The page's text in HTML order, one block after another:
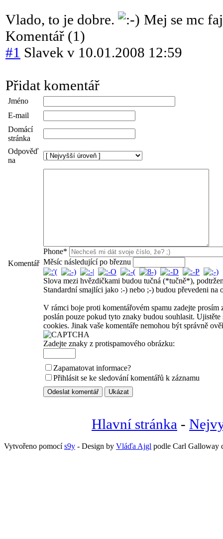
Vlado, to je dobre.
Mej se mc
Komentář (1)
#1 Slavek v 10.01.2008 12:59
Přidat komentář
Jméno
E-mail
Domácí
stránka
Odpověď
na
Komentář
Phone*
Měsíc následující po březnu
Slova mezi hvězdičkami budou tučná (*tučně*),
Standardní smajlíci jako :-) nebo ;-) budou převedeni na
V rámci boje proti komentářovém spamu zadejte
poslán pouze pokud tyto znaky budou souhlasit.
cookies. Jinak vaše komentáře nemohou být správně
Zadejte znaky z protispamového obrázku:
Zapamatovat informace?
Přihlásit se ke sledování komentářů k záznamu
Hlavní stránka -
Vytvořeno pomocís9y - Design by Vláďa Ajgl podle Carl Galloway